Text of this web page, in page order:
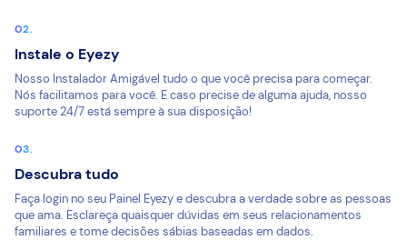
Instale o Eyezy
Nosso Instalador Amigável tudo o que você precisa para começar.
Nós facilitamos para você. E caso precise de alguma ajuda, nosso
suporte 24/7 está sempre à sua disposição!
Descubra tudo
Faça login no seu Painel Eyezy e descubra a verdade sobre as pessoas
que ama. Esclareça quaisquer dúvidas em seus relacionamentos
familiares e tome decisões sábias baseadas em dados.